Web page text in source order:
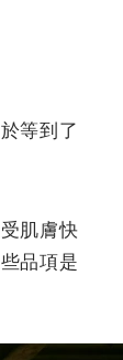
等到了
肌膚快
品項是